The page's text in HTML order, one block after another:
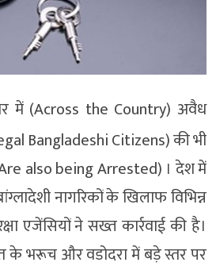
में (Across the Country) अवैध
Bangladeshi Citizens) की भी
(Are also being Arrested) । देश में
नागरिकों के खिलाफ विभिन्न
एजेंसियों ने सख्त कार्रवाई की है।
के भरूच और वडोदरा में बड़े स्तर पर